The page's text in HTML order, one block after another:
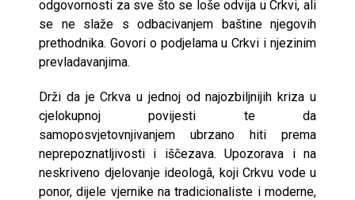
odgovornosti za sve što se loše odvija u Crkvi, ali
se ne slaže s odbacivanjem baštine njegovih
prethodnika. Govori o podjelama u Crkvi i njezinim
prevladavanjima.
Drži da je Crkva u jednoj od najozbiljnijih kriza u
cjelokupnoj povijesti te da
samoposvjetovnjivanjem ubrzano hiti prema
neprepoznatljivosti i iščezava. Upozorava i na
neskriveno djelovanje ideologâ, koji Crkvu vode u
ponor, dijele vjernike na tradicionaliste i moderne,